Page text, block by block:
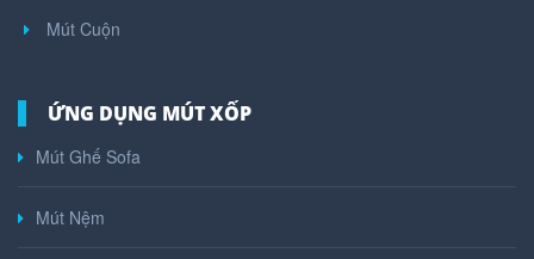
Mút Cuộn
ỨNG DỤNG MÚT XỐP
Mút Ghế Sofa
Mút Nệm